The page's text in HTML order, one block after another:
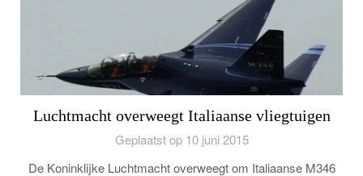
Luchtmacht overweegt Italiaanse vliegtuigen
Geplaatst op 10 juni 2015
De Koninklijke Luchtmacht overweegt om Italiaanse M346